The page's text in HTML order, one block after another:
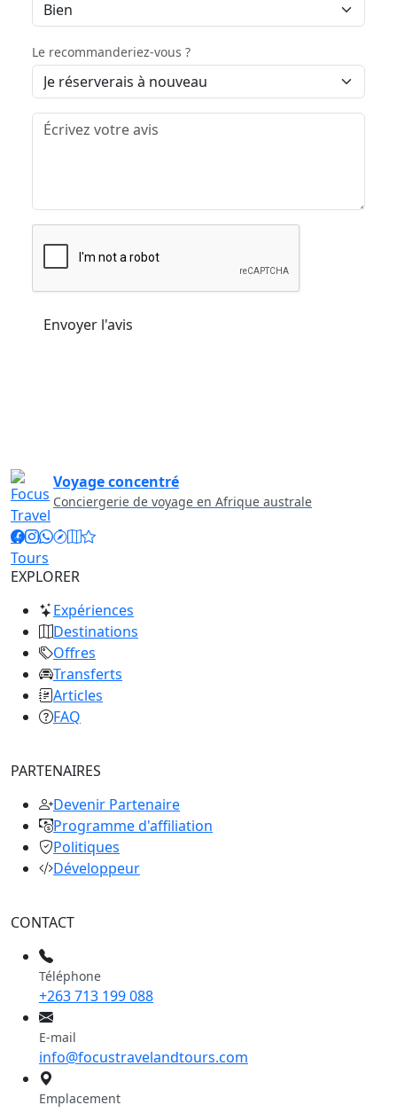
Le recommanderiez-vous ?
Envoyer l'avis
Voyage concentré
Conciergerie de voyage en Afrique australe
EXPLORER
Expériences
Destinations
Offres
Transferts
Articles
FAQ
PARTENAIRES
Devenir Partenaire
Programme d'affiliation
Politiques
Développeur
CONTACT
Téléphone
+263 713 199 088
E-mail
info@focustravelandtours.com
Emplacement